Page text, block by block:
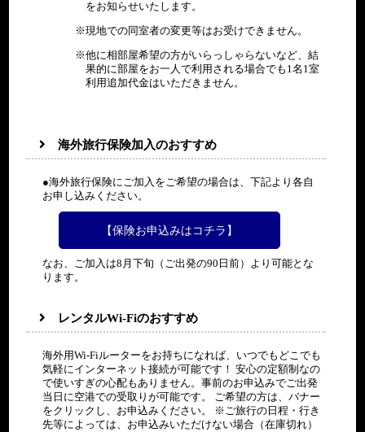
をお知らせいたします。
現地での同室者の変更等はお受けできません。
他に相部屋希望の方がいらっしゃらないなど、結
果的に部屋をお一人で利用される場合でも1名1室
利用追加代金はいただきません。
海外旅行保険加入のおすすめ
●海外旅行保険にご加入をご希望の場合は、下記より各自
お申し込みください。
【保険お申込みはコチラ】
なお、ご加入は8月下旬（ご出発の90日前）より可能とな
ります。
レンタルWi-Fiのおすすめ
海外用Wi-Fiルーターをお持ちになれば、いつでもどこでも
気軽にインターネット接続が可能です！ 安心の定額制なの
で使いすぎの心配もありません。事前のお申込みでご出発
当日に空港での受取りが可能です。 ご希望の方は、バナー
をクリックし、お申込みください。 ※ご旅行の日程・行き
先等によっては、お申込みいただけない場合（在庫切れ）